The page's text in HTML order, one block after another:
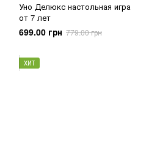
Уно Делюкс настольная игра
от 7 лет
699.00 грн 779.00 грн
ХИТ